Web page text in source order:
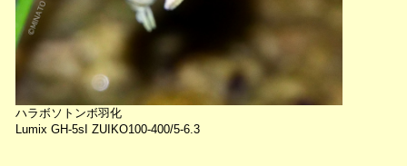
ハラボソトンボ羽化
Lumix GH-5sI ZUIKO100-400/5-6.3